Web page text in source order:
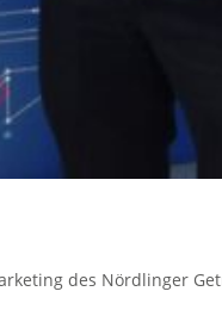
des Nördlinger